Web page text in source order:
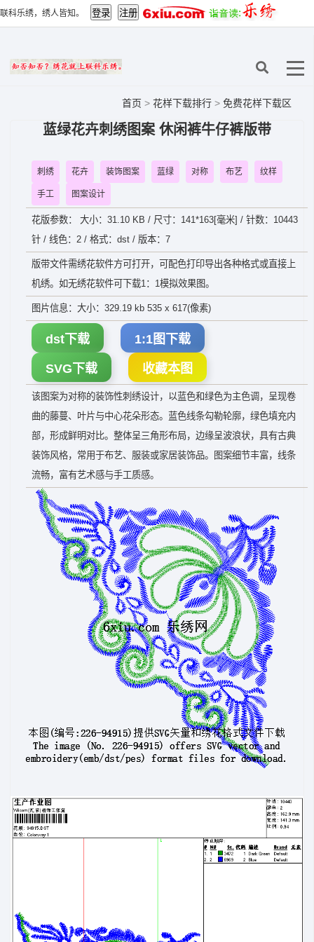
联科乐绣，绣人皆知。
首页 > 花样下载排行 > 免费花样下载区
蓝绿花卉刺绣图案 休闲裤牛仔裤版带
刺绣 花卉 装饰图案 蓝绿 对称 布艺 纹样
手工 图案设计
花版参数： 大小：31.10 KB / 尺寸：141*163[毫米] / 针数：10443
针 / 线色：2 / 格式：dst / 版本：7
版带文件需绣花软件方可打开，可配色打印导出各种格式或直接上
机绣。如无绣花软件可下载1：1模拟效果图。
图片信息：大小：329.19 kb 535 x 617(像素)
dst下载 1:1图下载
SVG下载 收藏本图
该图案为对称的装饰性刺绣设计，以蓝色和绿色为主色调，呈现卷
曲的藤蔓、叶片与中心花朵形态。蓝色线条勾勒轮廓，绿色填充内
部，形成鲜明对比。整体呈三角形布局，边缘呈波浪状，具有古典
装饰风格，常用于布艺、服装或家居装饰品。图案细节丰富，线条
流畅，富有艺术感与手工质感。